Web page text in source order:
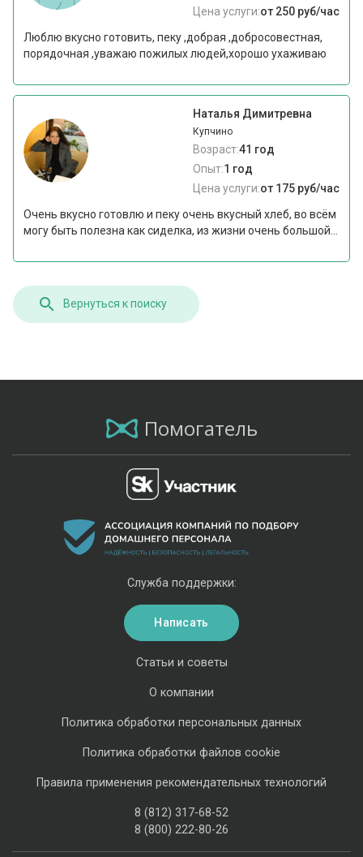
Цена услуги:от 250 руб/час
Люблю вкусно готовить, пеку ,добрая ,добросовестная,
порядочная ,уважаю пожилых людей,хорошо ухаживаю
Наталья Димитревна
Купчино
Возраст:41 год
Опыт:1 год
Цена услуги:от 175 руб/час
Очень вкусно готовлю и пеку очень вкусный хлеб, во всём
могу быть полезна как сиделка, из жизни очень большой...
Вернуться к поиску
Помогатель
Статьи и советы
О компании
Политика обработки персональных данных
Политика обработки файлов cookie
Правила применения рекомендательных технологий
8 (812) 317-68-52
8 (800) 222-80-26
Служба поддержки:
Написать